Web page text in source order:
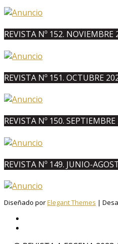
REVISTA Nº 152. NOVIEMBRE
REVISTA Nº 151. OCTUBRE
REVISTA Nº 150.
REVISTA Nº 149. JUNIO-
Diseñado porElegant Themes |